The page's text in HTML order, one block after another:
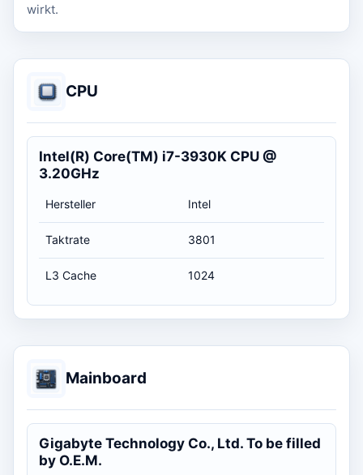
wirkt.
CPU
Intel(R) Core(TM) i7-3930K CPU @
3.20GHz
Hersteller Intel
Taktrate 3801
L3 Cache 1024
Mainboard
Gigabyte Technology Co., Ltd. To be filled
by O.E.M.